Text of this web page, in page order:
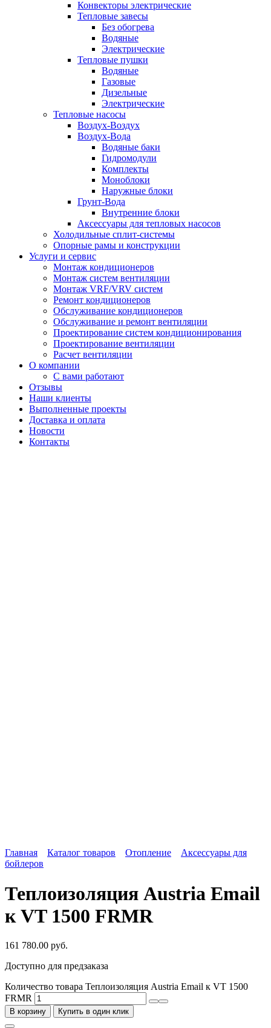
Конвекторы электрические
Тепловые завесы
Без обогрева
Водяные
Электрические
Тепловые пушки
Водяные
Газовые
Дизельные
Электрические
Тепловые насосы
Воздух-Воздух
Воздух-Вода
Водяные баки
Гидромодули
Комплекты
Моноблоки
Наружные блоки
Грунт-Вода
Внутренние блоки
Аксессуары для тепловых насосов
Холодильные сплит-системы
Опорные рамы и конструкции
Услуги и сервис
Монтаж кондиционеров
Монтаж систем вентиляции
Монтаж VRF/VRV систем
Ремонт кондиционеров
Обслуживание кондиционеров
Обслуживание и ремонт вентиляции
Проектирование систем кондиционирования
Проектирование вентиляции
Расчет вентиляции
О компании
С вами работают
Отзывы
Наши клиенты
Выполненные проекты
Доставка и оплата
Новости
Контакты
Главная Каталог товаров Отопление
Аксессуары для
бойлеров
Теплоизоляция Austria Email
к VT 1500 FRMR
161 780.00 руб.
Доступно для предзаказа
Количество товара Теплоизоляция Austria Email к VT 1500
FRMR
В корзину Купить в один клик